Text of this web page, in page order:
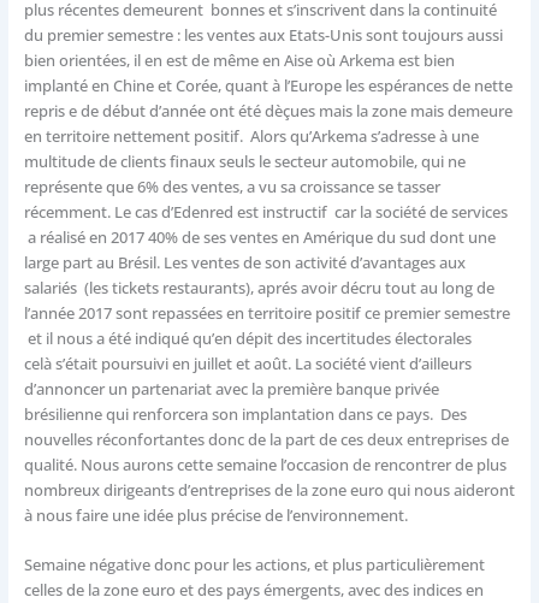
plus récentes demeurent bonnes et s’inscrivent dans la continuité
du premier semestre : les ventes aux Etats-Unis sont toujours aussi
bien orientées, il en est de même en Aise où Arkema est bien
implanté en Chine et Corée, quant à l’Europe les espérances de nette
repris e de début d’année ont été dèçues mais la zone mais demeure
en territoire nettement positif. Alors qu’Arkema s’adresse à une
multitude de clients finaux seuls le secteur automobile, qui ne
représente que 6% des ventes, a vu sa croissance se tasser
récemment. Le cas d’Edenred est instructif car la société de services
a réalisé en 2017 40% de ses ventes en Amérique du sud dont une
large part au Brésil. Les ventes de son activité d’avantages aux
salariés (les tickets restaurants), aprés avoir décru tout au long de
l’année 2017 sont repassées en territoire positif ce premier semestre
et il nous a été indiqué qu’en dépit des incertitudes électorales
celà s’était poursuivi en juillet et août. La société vient d’ailleurs
d’annoncer un partenariat avec la première banque privée
brésilienne qui renforcera son implantation dans ce pays. Des
nouvelles réconfortantes donc de la part de ces deux entreprises de
qualité. Nous aurons cette semaine l’occasion de rencontrer de plus
nombreux dirigeants d’entreprises de la zone euro qui nous aideront
à nous faire une idée plus précise de l’environnement.
Semaine négative donc pour les actions, et plus particulièrement
celles de la zone euro et des pays émergents, avec des indices en